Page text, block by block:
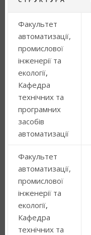
Факультет
автоматизації,
промислової
інженерії та
екології,
Кафедра
технічних та
програмних
засобів
автоматизації
Факультет
автоматизації,
промислової
інженерії та
екології,
Кафедра
технічних та